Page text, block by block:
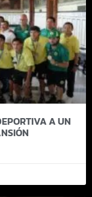
A UN